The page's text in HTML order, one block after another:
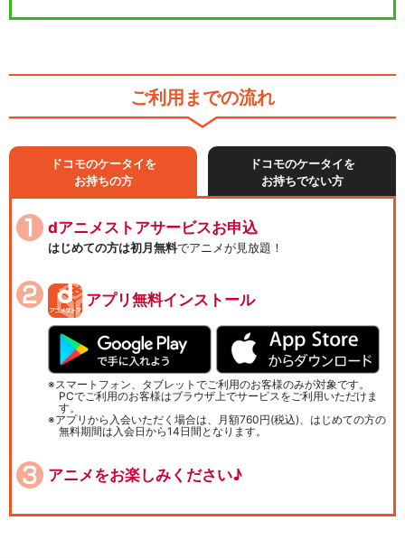
ご利用までの流れ
ドコモのケータイを
お持ちの方
ドコモのケータイを
お持ちでない方
dアニメストアサービスお申込
はじめての方は初月無料でアニメが見放題！
アプリ無料インストール
スマートフォン、タブレットでご利用のお客様のみが対象です。
PCでご利用のお客様はブラウザ上でサービスをご利用いただけま
す。
アプリから入会いただく場合は、月額760円(税込)、はじめての方の
無料期間は入会日から14日間となります。
アニメをお楽しみください♪